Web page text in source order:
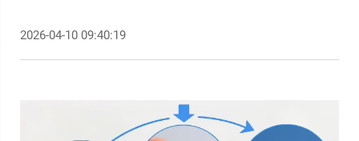
2026-04-10 09:40:19